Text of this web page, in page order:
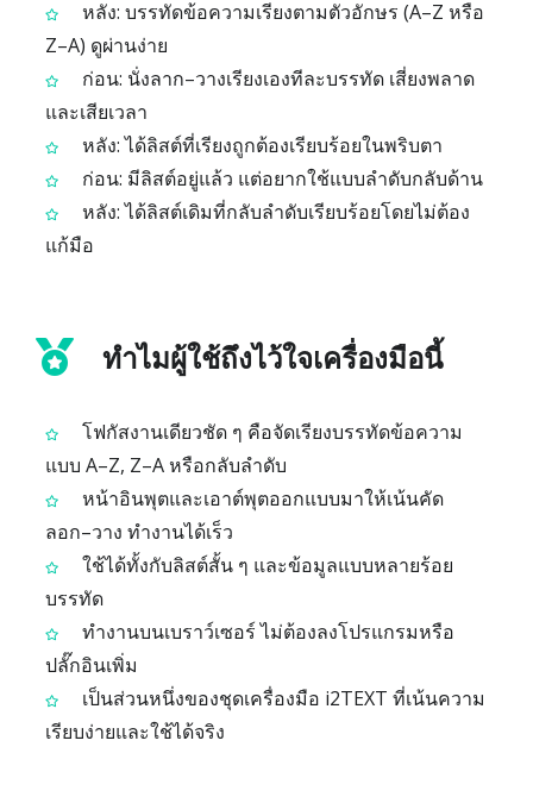
หลัง: บรรทัดข้อความเรียงตามตัวอักษร (A–Z หรือ
Z–A) ดูผ่านง่าย
ก่อน: นั่งลาก–วางเรียงเองทีละบรรทัด เสี่ยงพลาด
และเสียเวลา
หลัง: ได้ลิสต์ที่เรียงถูกต้องเรียบร้อยในพริบตา
ก่อน: มีลิสต์อยู่แล้ว แต่อยากใช้แบบลำดับกลับด้าน
หลัง: ได้ลิสต์เดิมที่กลับลำดับเรียบร้อยโดยไม่ต้อง
แก้มือ
ทำไมผู้ใช้ถึงไว้ใจเครื่องมือนี้
โฟกัสงานเดียวชัด ๆ คือจัดเรียงบรรทัดข้อความ
แบบ A–Z, Z–A หรือกลับลำดับ
หน้าอินพุตและเอาต์พุตออกแบบมาให้เน้นคัด
ลอก–วาง ทำงานได้เร็ว
ใช้ได้ทั้งกับลิสต์สั้น ๆ และข้อมูลแบบหลายร้อย
บรรทัด
ทำงานบนเบราว์เซอร์ ไม่ต้องลงโปรแกรมหรือ
ปลั๊กอินเพิ่ม
เป็นส่วนหนึ่งของชุดเครื่องมือ i2TEXT ที่เน้นความ
เรียบง่ายและใช้ได้จริง